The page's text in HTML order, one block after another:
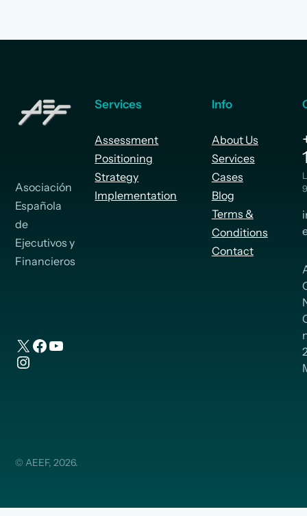
Asociación
Española
de
Ejecutivos y
Financieros
X Facebook
YouTube
Instagram
Services
Assessment
Positioning
Strategy
Implementation
Info
About Us
Services
Cases
Blog
Terms &
Conditions
Contact
© AEEF, 2026.